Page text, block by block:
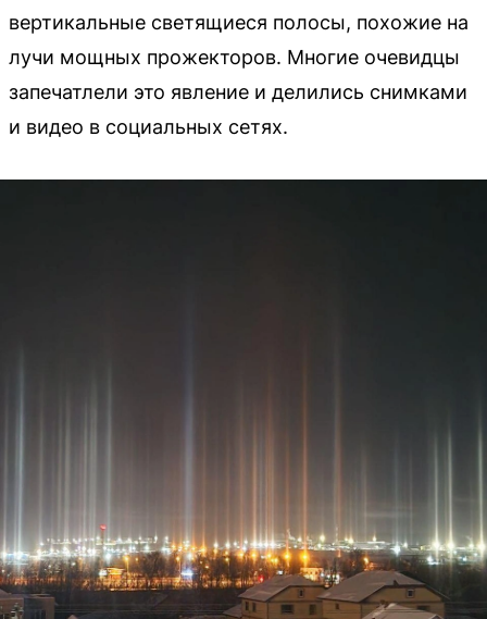
вертикальные светящиеся полосы, похожие на
лучи мощных прожекторов. Многие очевидцы
запечатлели это явление и делились снимками
и видео в социальных сетях.